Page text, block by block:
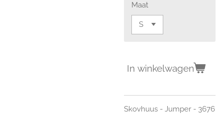
Maat
In winkelwagen
Skovhuus - Jumper - 3676